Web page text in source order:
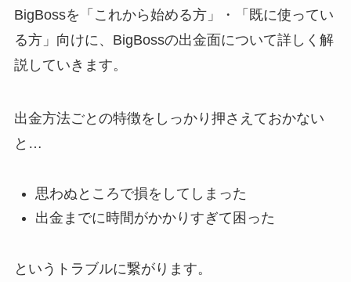
BigBossを「これから始める方」・「既に使ってい
る方」向けに、BigBossの出金面について詳しく解
説していきます。
出金方法ごとの特徴をしっかり押さえておかない
と…
思わぬところで損をしてしまった
出金までに時間がかかりすぎて困った
というトラブルに繋がります。